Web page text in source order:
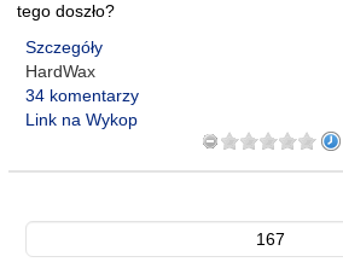
tego doszło?
Szczegóły
HardWax
34 komentarzy
Link na Wykop
167